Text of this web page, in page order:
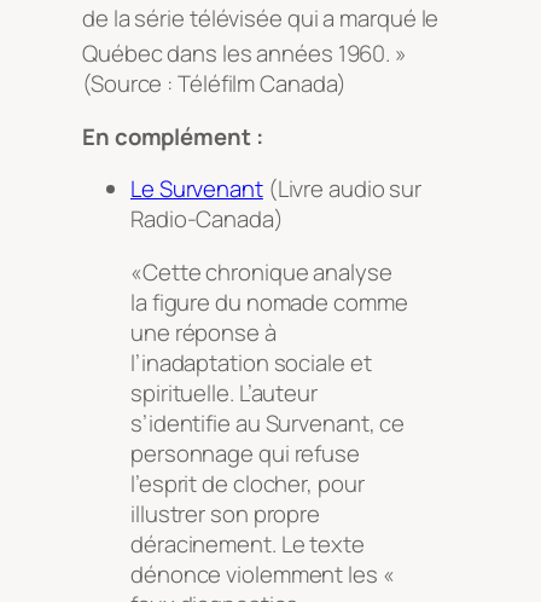
de la série téléviséequi a marqué le
Québec dans les années 1960. »
(Source : Téléfilm Canada)
En complément :
Le Survenant(Livre audio sur
Radio-Canada)
«Cette chronique analyse
la figure du nomade comme
une réponse à
l’inadaptation sociale et
spirituelle. L’auteur
s’identifie auSurvenant, ce
personnage qui refuse
l’esprit de clocher, pour
illustrer son propre
déracinement. Le texte
dénonce violemment les «